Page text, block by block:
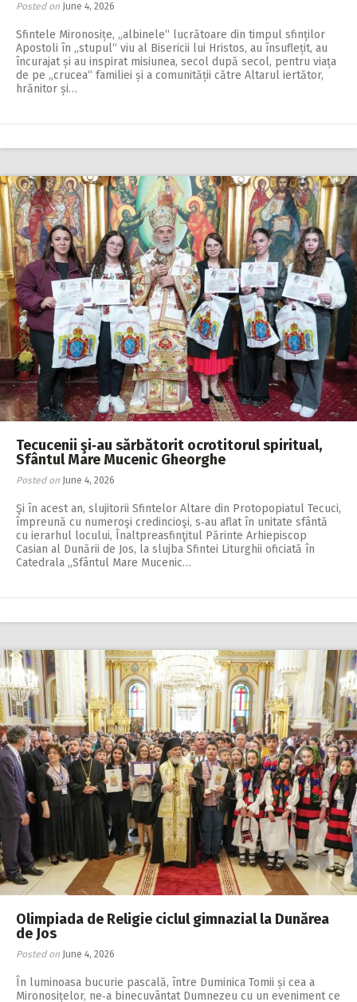
Posted on June 4, 2026
Sfintele Mironosițe, „albinele“ lucrătoare din timpul sfinților
Apostoli în „stupul“ viu al Bisericii lui Hristos, au însuflețit, au
încurajat și au inspirat misiunea, secol după secol, pentru viața
de pe „crucea“ familiei și a comunității către Altarul iertător,
hrănitor și…
Tecucenii şi‑au sărbătorit ocrotitorul spiritual,
Sfântul Mare Mucenic Gheorghe
Posted on June 4, 2026
Şi în acest an, slujitorii Sfintelor Altare din Protopopiatul Tecuci,
împreună cu numeroşi credincioşi, s‑au aflat în unitate sfântă
cu ierarhul locului, Înaltpreasfinţitul Părinte Arhiepiscop
Casian al Dunării de Jos, la slujba Sfintei Liturghii oficiată în
Catedrala „Sfântul Mare Mucenic…
Olimpiada de Religie ciclul gimnazial la Dunărea
de Jos
Posted on June 4, 2026
În luminoasa bucurie pascală, între Duminica Tomii și cea a
Mironosițelor, ne‑a binecuvântat Dumnezeu cu un eveniment ce